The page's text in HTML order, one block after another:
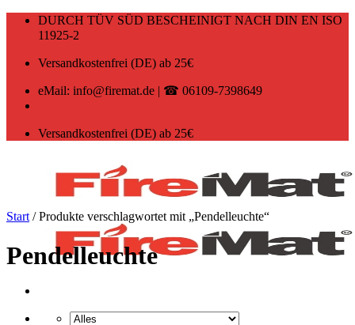
Zum
DURCH TÜV SÜD BESCHEINIGT NACH DIN EN ISO
11925-2
Versandkostenfrei (DE) ab 25€
eMail: info@firemat.de | ☎ 06109-7398649
Versandkostenfrei (DE) ab 25€
Start /Produkte verschlagwortet mit „Pendelleuchte“
Pendelleuchte